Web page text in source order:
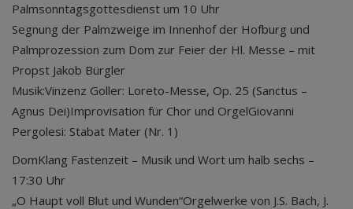
Palmsonntagsgottesdienst um 10 Uhr
Segnung der Palmzweige im Innenhof der Hofburg und
Palmprozession zum Dom zur Feier der Hl. Messe – mit
Propst Jakob Bürgler
Musik:Vinzenz Goller: Loreto-Messe, Op. 25 (Sanctus –
Agnus Dei)Improvisation für Chor und OrgelGiovanni
Pergolesi: Stabat Mater (Nr. 1)
DomKlang Fastenzeit – Musik und Wort um halb sechs –
17:30 Uhr
„O Haupt voll Blut und Wunden“Orgelwerke von J.S. Bach, J.